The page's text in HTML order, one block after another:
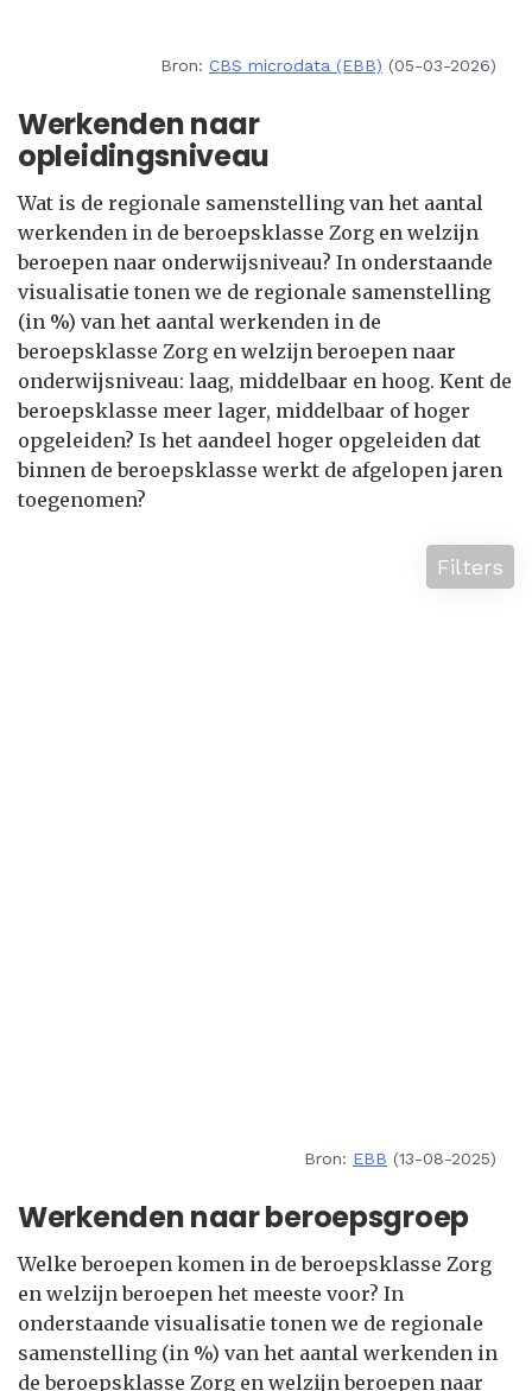
Bron: CBS microdata (EBB) (05-03-2026)
Werkenden naar
opleidingsniveau
Wat is de regionale samenstelling van het aantal
werkenden in de beroepsklasse Zorg en welzijn
beroepen naar onderwijsniveau? In onderstaande
visualisatie tonen we de regionale samenstelling
(in %) van het aantal werkenden in de
beroepsklasse Zorg en welzijn beroepen naar
onderwijsniveau: laag, middelbaar en hoog. Kent de
beroepsklasse meer lager, middelbaar of hoger
opgeleiden? Is het aandeel hoger opgeleiden dat
binnen de beroepsklasse werkt de afgelopen jaren
toegenomen?
Filters
Bron: EBB (13-08-2025)
Werkenden naar beroepsgroep
Welke beroepen komen in de beroepsklasse Zorg
en welzijn beroepen het meeste voor? In
onderstaande visualisatie tonen we de regionale
samenstelling (in %) van het aantal werkenden in
de beroepsklasse Zorg en welzijn beroepen naar